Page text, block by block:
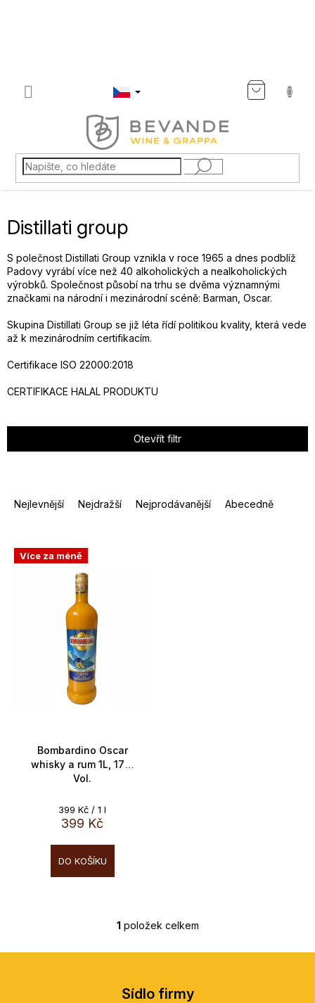
Distillati group
S polečnost Distillati Group vznikla v roce 1965 a dnes podblíž
Padovy vyrábí více než 40 alkoholických a nealkoholických
výrobků. Společnost působí na trhu se dvěma významnými
značkami na národní i mezinárodní scéně: Barman, Oscar.
Skupina Distillati Group se již léta řídí politikou kvality, která vede
až k mezinárodním certifikacím.
Certifikace ISO 22000:2018
CERTIFIKACE HALAL PRODUKTU
Otevřít filtr
a
e
n
Nejlevnější Nejdražší Nejprodávanější Abecedně
V
ý
Více za méně
Bombardino Oscar
whisky a rum 1L, 17%
Vol.
399 Kč
Měrná
cena:
399 Kč / 1 l
DO KOŠÍKU
O
d
1 položek celkem
Sídlo firmy